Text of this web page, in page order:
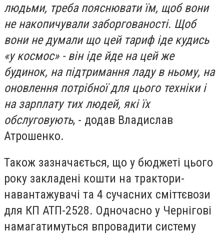
людьми, треба пояснювати їм, щоб вони
не накопичували заборгованості. Щоб
вони не думали що цей тариф іде кудись
«у космос» - він іде йде на цей же
будинок, на підтримання ладу в ньому, на
оновлення потрібної для цього техніки і
на зарплату тих людей, які їх
обслуговують, - додав Владислав
Атрошенко.
Також зазначається, що у бюджеті цього
року закладені кошти на трактори-
навантажувачі та 4 сучасних сміттєвози
для КП АТП-2528. Одночасно у Чернігові
намагатимуться впровадити систему